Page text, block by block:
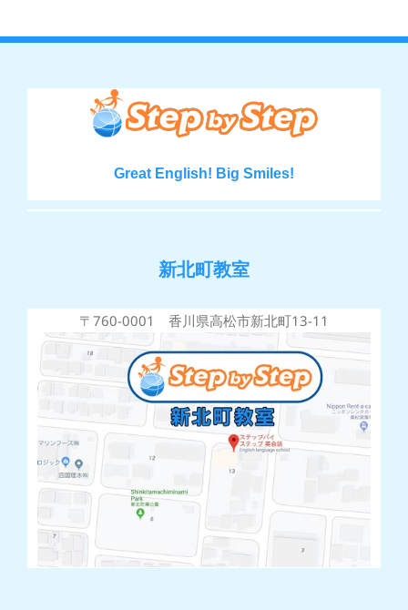
Great English! Big Smiles!
新北町教室
〒760-0001 香川県高松市新北町13-11